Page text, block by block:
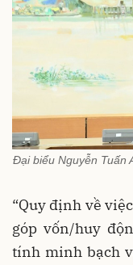
Đại biểu Nguyễn Tuấn
“Quy định về
góp vốn/huy
tính minh bạch